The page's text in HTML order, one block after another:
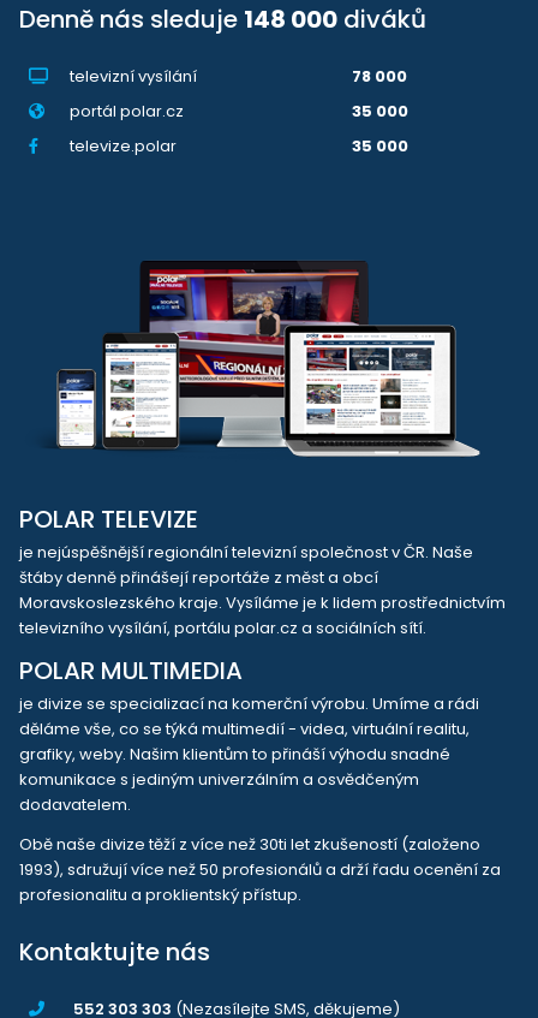
Denně nás sleduje 148 000 diváků
televizní vysílání
78 000
portál polar.cz
35 000
televize.polar
35 000
POLAR TELEVIZE
je nejúspěšnější regionální televizní společnost v ČR. Naše
štáby denně přinášejí reportáže z měst a obcí
Moravskoslezského kraje. Vysíláme je k lidem prostřednictvím
televizního vysílání, portálu polar.cz a sociálních sítí.
POLAR MULTIMEDIA
je divize se specializací na komerční výrobu. Umíme a rádi
děláme vše, co se týká multimedií - videa, virtuální realitu,
grafiky, weby. Našim klientům to přináší výhodu snadné
komunikace s jediným univerzálním a osvědčeným
dodavatelem.
Obě naše divize těží z více než 30ti let zkušeností (založeno
1993), sdružují více než 50 profesionálů a drží řadu ocenění za
profesionalitu a proklientský přístup.
Kontaktujte nás
552 303 303 (Nezasílejte SMS, děkujeme)